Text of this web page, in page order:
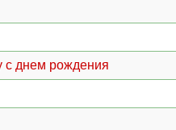
с днем рождения